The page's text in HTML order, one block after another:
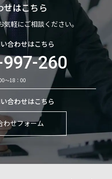
せはこちら
軽にご相談ください。
合わせはこちら
260
～18：00
合わせはこちら
わせフォーム